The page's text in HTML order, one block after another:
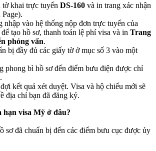
khai trực tuyến DS-160 và in trang xác nhận
nhập vào hệ thống nộp đơn trực tuyến của
tạo hồ sơ, thanh toán lệ phí visa và in Trang
phỏng vấn.
bị đầy đủ các giấy tờ ở mục số 3 vào một
phong bì hồ sơ đến điểm bưu điện được chỉ
kết quả xét duyệt. Visa và hộ chiếu mới sẽ
địa chỉ bạn đã đăng ký.
hạn visa Mỹ ở đâu?
sơ đã chuẩn bị đến các điểm bưu cục được ủy